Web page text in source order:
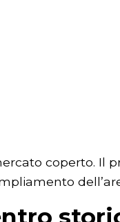
coperto. Il